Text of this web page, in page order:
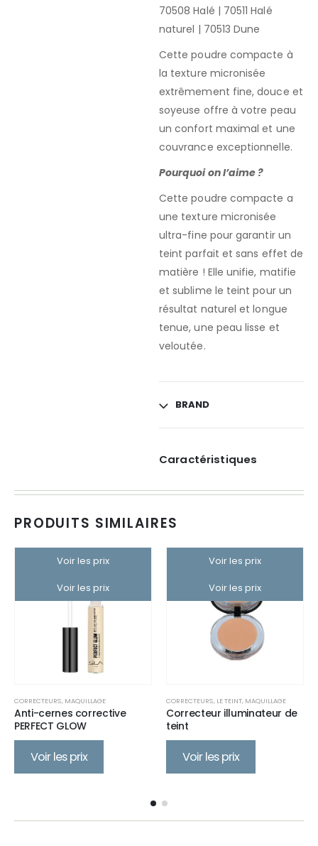
70508 Halé | 70511 Halé
naturel | 70513 Dune
Cette poudre compacte à
la texture micronisée
extrêmement fine, douce et
soyeuse offre à votre peau
un confort maximal et une
couvrance exceptionnelle.
Pourquoi on l’aime ?
Cette poudre compacte a
une texture micronisée
ultra-fine pour garantir un
teint parfait et sans effet de
matière ! Elle unifie, matifie
et sublime le teint pour un
résultat naturel et longue
tenue, une peau lisse et
veloutée.
BRAND
Caractéristiques
PRODUITS SIMILAIRES
Voir les prix
Voir les prix
CORRECTEURS, MAQUILLAGE
Anti-cernes corrective
PERFECT GLOW
Voir les prix
Voir les prix
Voir les prix
CORRECTEURS, LE TEINT, MAQUILLAGE
Correcteur illuminateur de
teint
Voir les prix